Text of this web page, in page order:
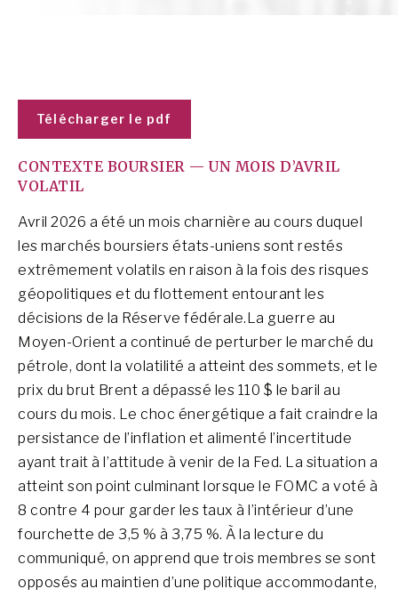
Télécharger le pdf
CONTEXTE BOURSIER — UN MOIS D’AVRIL
VOLATIL
Avril 2026 a été un mois charnière au cours duquel
les marchés boursiers états-uniens sont restés
extrêmement volatils en raison à la fois des risques
géopolitiques et du flottement entourant les
décisions de la Réserve fédérale.La guerre au
Moyen-Orient a continué de perturber le marché du
pétrole, dont la volatilité a atteint des sommets, et le
prix du brut Brent a dépassé les 110 $ le baril au
cours du mois. Le choc énergétique a fait craindre la
persistance de l’inflation et alimenté l’incertitude
ayant trait à l’attitude à venir de la Fed. La situation a
atteint son point culminant lorsque le FOMC a voté à
8 contre 4 pour garder les taux à l’intérieur d’une
fourchette de 3,5 % à 3,75 %. À la lecture du
communiqué, on apprend que trois membres se sont
opposés au maintien d’une politique accommodante,